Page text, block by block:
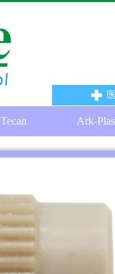
Tecan Ark-Plas